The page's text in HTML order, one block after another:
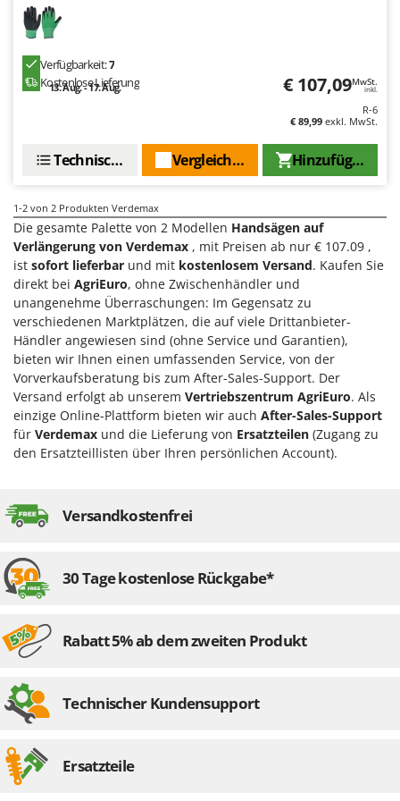
Flockenquetschen
Furchenzieher für Traktoren
G
Gartengrills
Gebläsespritzen für Traktoren
Gerätehäuser
Grabenfräsen
Grubber - Tiefenlockerer
Grubber für Traktor
H
Häcksler
Handsägen auf Verlängerung
Heckcontainer für Traktoren
Heckenscheren
Heißluftfritteusen
Heizkanonen und Elektroheizer
Hochgrasmäher
Holzspalter
Hubwagen
K
Kabelpflüge für die Drainage
Kartoffelroder für Traktoren
Kettensägen
Bosch
Brumi
BullMach
Campingaz
Castelgarden
Castellari
Ceccato Olindo
Char-Broil
Classe
Clementi
Cofra
Comet
Cresco
DCG
DeWalt
Diesse
Dominion
Verfügbarkeit:7
Kostenlose Lieferung
13. Aug. - 17. Aug. € 107,09MwSt.
inkl.
R-6
€ 89,99 exkl. MwSt.
Hinzufügen
Vergleichen Sie
Technische Daten
1-2 von 2 Produkten Verdemax
Die gesamte Palette von 2 Modellen Handsägen auf
Verlängerung von Verdemax , mit Preisen ab nur € 107.09 ,
ist sofort lieferbar und mit kostenlosem Versand. Kaufen Sie
direkt bei AgriEuro, ohne Zwischenhändler und
unangenehme Überraschungen: Im Gegensatz zu
verschiedenen Marktplätzen, die auf viele Drittanbieter-
Händler angewiesen sind (ohne Service und Garantien),
bieten wir Ihnen einen umfassenden Service, von der
Vorverkaufsberatung bis zum After-Sales-Support. Der
Versand erfolgt ab unserem Vertriebszentrum AgriEuro. Als
einzige Online-Plattform bieten wir auch After-Sales-Support
für Verdemax und die Lieferung von Ersatzteilen (Zugang zu
den Ersatzteillisten über Ihren persönlichen Account).
Versandkostenfrei
30 Tage kostenlose Rückgabe*
Rabatt 5% ab dem zweiten Produkt
Technischer Kundensupport
Ersatzteile